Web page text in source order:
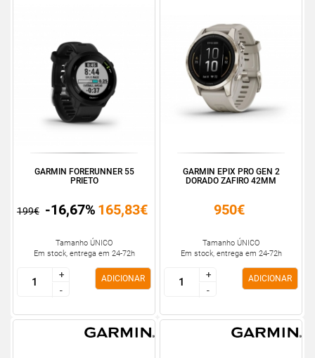
GARMIN FORERUNNER 55
PRIETO
199€ -16,67% 165,83€
Tamanho ÚNICO
Em stock, entrega em 24-72h
+
-
+
-
ADICIONAR
GARMIN EPIX PRO GEN 2
DORADO ZAFIRO 42MM
950€
Tamanho ÚNICO
Em stock, entrega em 24-72h
+
-
+
-
ADICIONAR